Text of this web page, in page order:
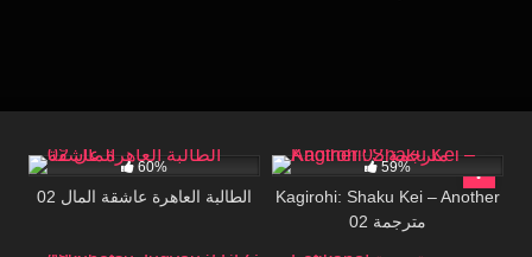
60%
الطالبة العاهرة عاشقة المال 02
59%
Kagirohi: Shaku Kei – Another
02 مترجمة